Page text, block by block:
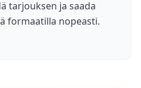
tarjouksen ja saada
formaatilla nopeasti.